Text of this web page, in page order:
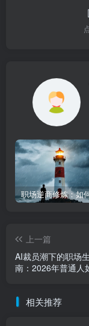
上一篇
AI裁员潮下的职场
南：2026年普通人
相关推荐